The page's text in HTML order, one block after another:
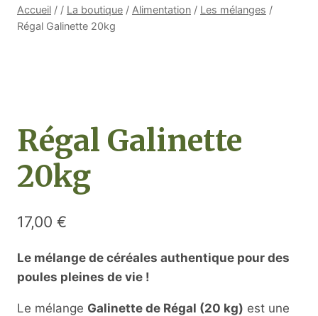
Accueil / / La boutique / Alimentation / Les mélanges /
Régal Galinette 20kg
Régal Galinette
20kg
17,00 €
Le mélange de céréales authentique pour des
poules pleines de vie !
Le mélange Galinette de Régal (20 kg) est une